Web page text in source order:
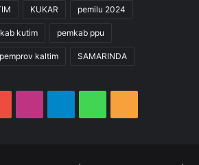
KUKAR pemilu 2024
kutim pemkab ppu
pemprov kaltim SAMARINDA